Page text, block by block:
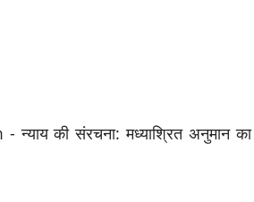
की संरचना: मध्याश्रित अनुमान का